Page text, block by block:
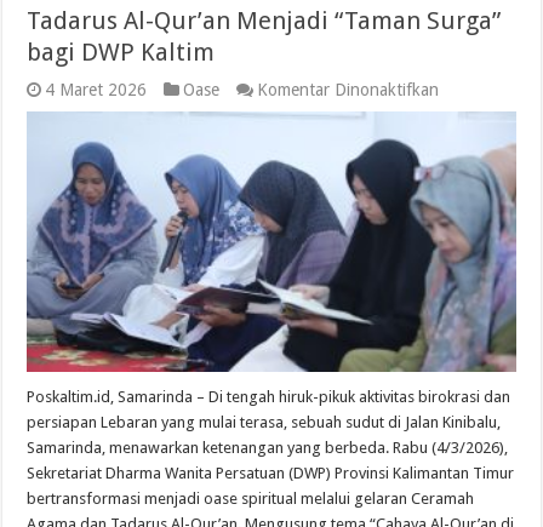
Tadarus Al-Qur’an Menjadi “Taman Surga”
bagi DWP Kaltim
4 Maret 2026 Oase Komentar Dinonaktifkan
Tadarus
Qur’an
Menjadi
“Taman
Surga”
bagi
DWP
Kaltim
Poskaltim.id, Samarinda – Di tengah hiruk-pikuk aktivitas birokrasi dan
persiapan Lebaran yang mulai terasa, sebuah sudut di Jalan Kinibalu,
Samarinda, menawarkan ketenangan yang berbeda. Rabu (4/3/2026),
Sekretariat Dharma Wanita Persatuan (DWP) Provinsi Kalimantan Timur
bertransformasi menjadi oase spiritual melalui gelaran Ceramah